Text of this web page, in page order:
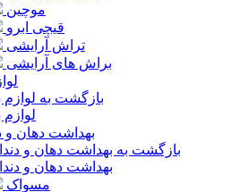
موچین
قیچی ابرو
تراش آرایشی
براش های آرایشی
بازگشت به لوازم
بهداشت دهان و
بازگشت به بهداشت دهان و
بهداشت دهان و
مسواک